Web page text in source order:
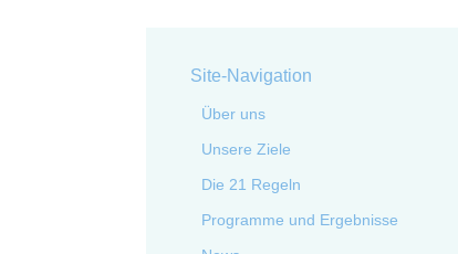
Site-Navigation
Über uns
Unsere Ziele
Die 21 Regeln
Programme und Ergebnisse